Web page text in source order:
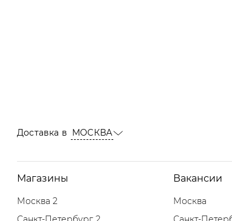
Магазины
Москва 2
Вакансии
Москва
Доставка в МОСКВА